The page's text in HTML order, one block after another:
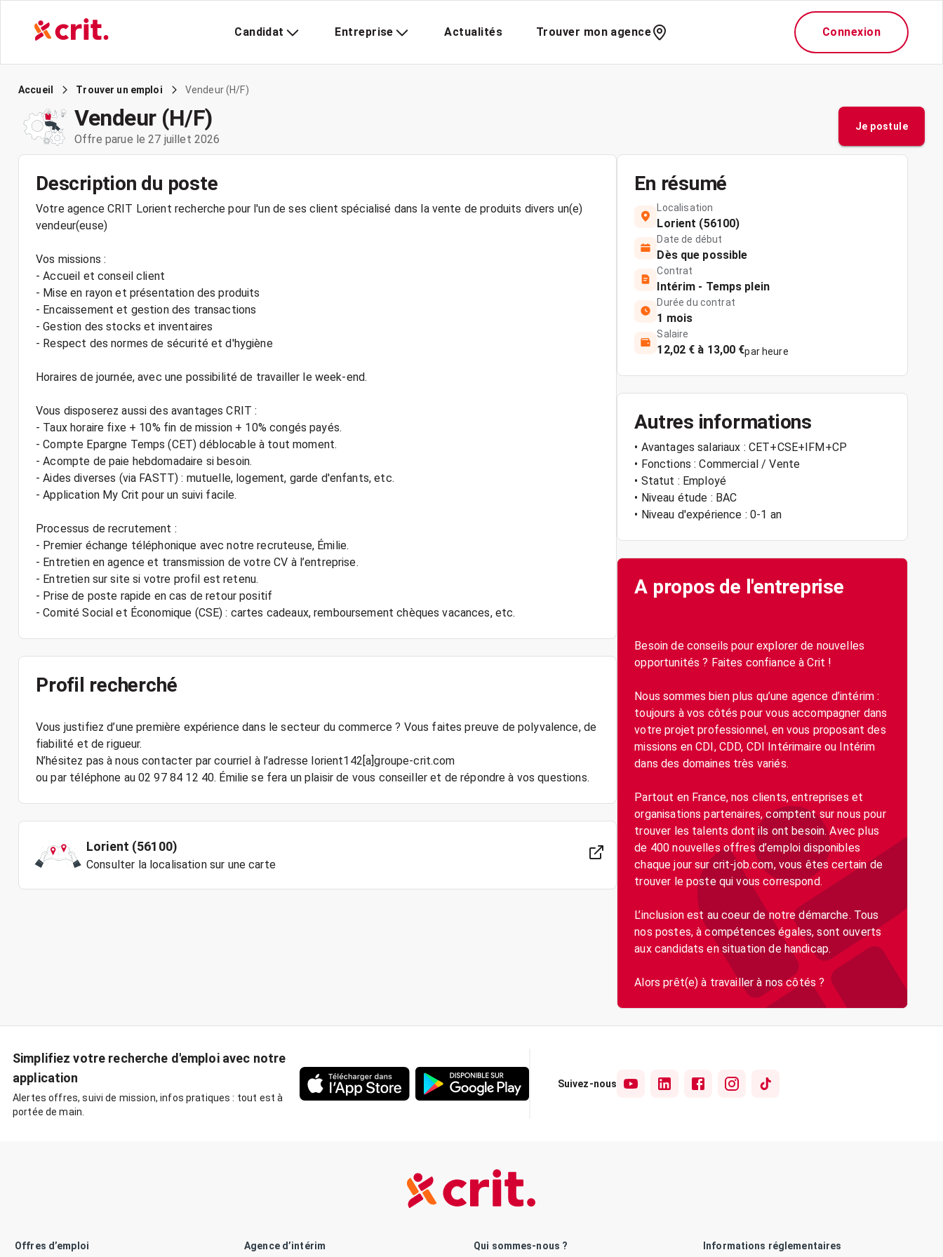
Candidat Entreprise Actualités Trouver mon agence Connexion
Accueil Trouver un emploi Vendeur (H/F)
Vendeur (H/F)
Offre parue le 27 juillet 2026
Je postule
Description du poste
Votre agence CRIT Lorient recherche pour l'un de ses client spécialisé dans la vente de produits divers un(e)
vendeur(euse)
Vos missions :
- Accueil et conseil client
- Mise en rayon et présentation des produits
- Encaissement et gestion des transactions
- Gestion des stocks et inventaires
- Respect des normes de sécurité et d'hygiène
Horaires de journée, avec une possibilité de travailler le week-end.
Vous disposerez aussi des avantages CRIT :
- Taux horaire fixe + 10% fin de mission + 10% congés payés.
- Compte Epargne Temps (CET) déblocable à tout moment.
- Acompte de paie hebdomadaire si besoin.
- Aides diverses (via FASTT) : mutuelle, logement, garde d'enfants, etc.
- Application My Crit pour un suivi facile.
Processus de recrutement :
- Premier échange téléphonique avec notre recruteuse, Émilie.
- Entretien en agence et transmission de votre CV à l’entreprise.
- Entretien sur site si votre profil est retenu.
- Prise de poste rapide en cas de retour positif
Profil recherché
Vous justifiez d’une première expérience dans le secteur du commerce ? Vous faites preuve de polyvalence, de
fiabilité et de rigueur.
N’hésitez pas à nous contacter par courriel à l’adresse lorient142[a]groupe-crit.com
ou par téléphone au 02 97 84 12 40. Émilie se fera un plaisir de vous conseiller et de répondre à vos questions.
Lorient (56100)
Consulter la localisation sur une carte
En résumé
Localisation
Lorient (56100)
Date de début
Dès que possible
Contrat
Intérim - Temps plein
Durée du contrat
1 mois
Salaire
12,02 € à 13,00 €par heure
Autres informations
• Avantages salariaux : CET+CSE+IFM+CP
• Fonctions : Commercial / Vente
• Statut : Employé
• Niveau étude : BAC
• Niveau d'expérience : 0-1 an
A propos de l'entreprise
Besoin de conseils pour explorer de nouvelles
opportunités ? Faites confiance à Crit !
Nous sommes bien plus qu’une agence d’intérim :
toujours à vos côtés pour vous accompagner dans
votre projet professionnel, en vous proposant des
missions en CDI, CDD, CDI Intérimaire ou Intérim
dans des domaines très variés.
Partout en France, nos clients, entreprises et
organisations partenaires, comptent sur nous pour
trouver les talents dont ils ont besoin. Avec plus
de 400 nouvelles offres d’emploi disponibles
chaque jour sur crit-job.com, vous êtes certain de
trouver le poste qui vous correspond.
L’inclusion est au coeur de notre démarche. Tous
nos postes, à compétences égales, sont ouverts
aux candidats en situation de handicap.
Simplifiez votre recherche d'emploi avec notre
application
Alertes offres, suivi de mission, infos pratiques : tout est à
portée de main.
Suivez-nous
Offres d’emploi Agence d’intérim Qui sommes-nous ? Informations réglementaires